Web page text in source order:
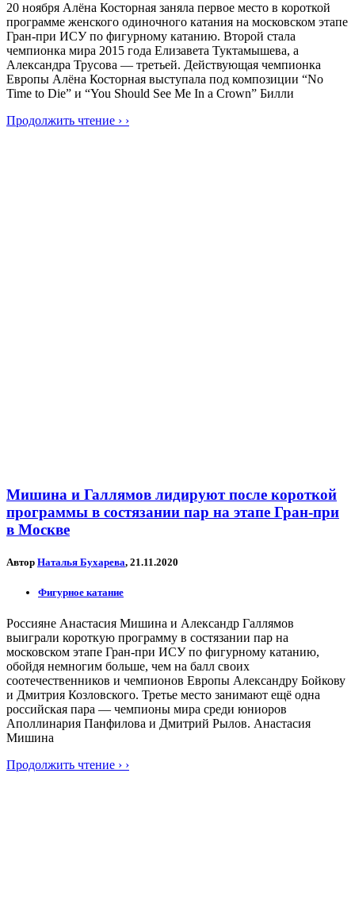
20 ноября Алёна Косторная заняла первое место в короткой
программе женского одиночного катания на московском этапе
Гран-при ИСУ по фигурному катанию. Второй стала
чемпионка мира 2015 года Елизавета Туктамышева, а
Александра Трусова — третьей. Действующая чемпионка
Европы Алёна Косторная выступала под композиции “No
Time to Die” и “You Should See Me In a Crown” Билли
Продолжить чтение › ›
Мишина и Галлямов лидируют после короткой
программы в состязании пар на этапе Гран-при
в Москве
Автор Наталья Бухарева, 21.11.2020
Фигурное катание
Россияне Анастасия Мишина и Александр Галлямов
выиграли короткую программу в состязании пар на
московском этапе Гран-при ИСУ по фигурному катанию,
обойдя немногим больше, чем на балл своих
соотечественников и чемпионов Европы Александру Бойкову
и Дмитрия Козловского. Третье место занимают ещё одна
российская пара — чемпионы мира среди юниоров
Аполлинария Панфилова и Дмитрий Рылов. Анастасия
Мишина
Продолжить чтение › ›